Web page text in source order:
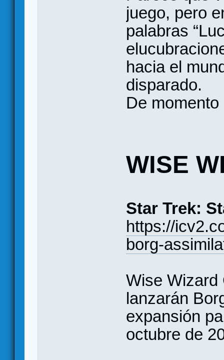
juego, pero
palabras
hacia el
disparado.
De
WISE
Star Trek:
https://
borg-
Wise Wizard
lanzarán
expansión
octubre de